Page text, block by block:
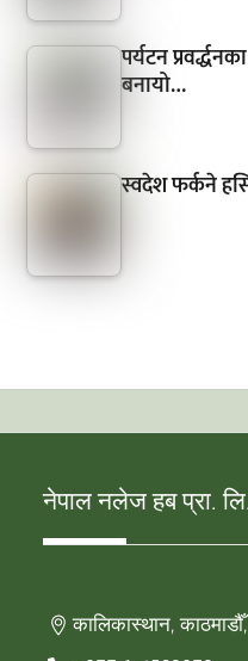
पर्यटन
बनायो…
स्वदेश फर्कने
नेपाल नलेज हब प्रा. लि.
कालिकास्थान,